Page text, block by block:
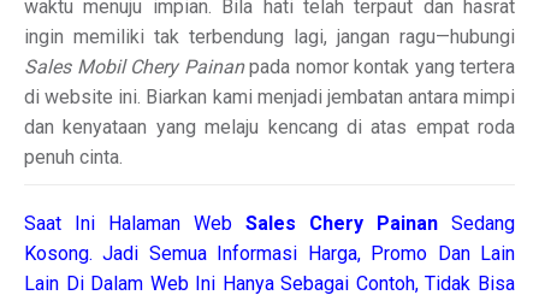
waktu menuju impian. Bila hati telah terpaut dan hasrat
ingin memiliki tak terbendung lagi, jangan ragu—hubungi
Sales Mobil Chery Painanpada nomor kontak yang tertera
di website ini. Biarkan kami menjadi jembatan antara mimpi
dan kenyataan yang melaju kencang di atas empat roda
penuh cinta.
Saat Ini Halaman Web Sales Chery Painan Sedang
Kosong. Jadi Semua Informasi Harga, Promo Dan Lain
Lain Di Dalam Web Ini Hanya Sebagai Contoh, Tidak Bisa